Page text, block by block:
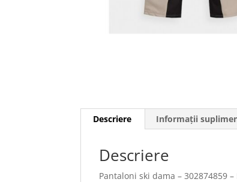
Descriere Informații
Descriere
Pantaloni ski dama – 302874859